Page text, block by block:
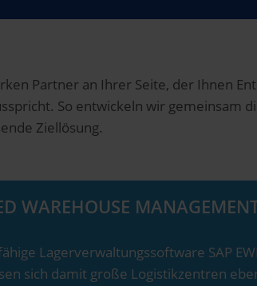
Partner an Ihrer Seite, der Ihnen
So entwickeln wir gemeinsam
Ziellösung.
WAREHOUSE
Lagerverwaltungssoftware SAP
sich damit große Logistikzentren